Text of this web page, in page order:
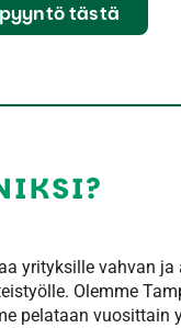
tästä
yrityksille vahvan
Olemme
pelataan vuosittain